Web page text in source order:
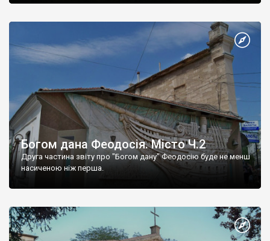
Богом дана Феодосія. Місто Ч.2
Друга частина звіту про "Богом дану" Феодосію буде не менш
насиченою ніж перша.